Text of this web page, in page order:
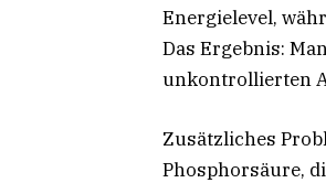
Energielevel,
Das Ergebnis:
unkontrollierten
Zusätzliches
Phosphorsäure,